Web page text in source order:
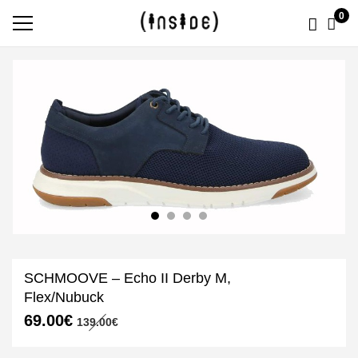
0
SCHMOOVE – Echo II Derby M,
Flex/Nubuck
139.00€Le
69.00€ Le